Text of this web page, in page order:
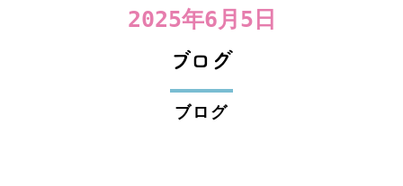
2025年6月5日
ブログ
ブログ